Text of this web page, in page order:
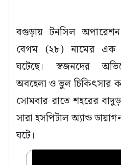
বগুড়ায় টনসিল
বেগম (২৮) নামের এক
ঘটেছে। স্বজনদের
অবহেলা ও ভুল চিকিৎসার
সোমবার রাতে শহরের
সারা হসপিটাল অ্যান্ড
ঘটে।